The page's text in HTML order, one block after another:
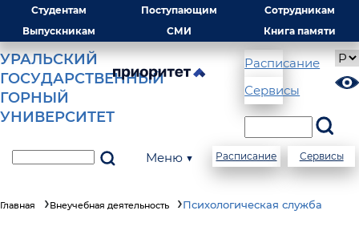
Студентам Поступающим
Сотрудникам
Выпускникам
СМИ Книга памяти
УРАЛЬСКИЙ
ГОСУДАРСТВЕННЫЙ
ГОРНЫЙ
УНИВЕРСИТЕТ
Расписание
Сервисы
Меню ▼ Расписание Сервисы
Главная Внеучебная деятельность Психологическая служба